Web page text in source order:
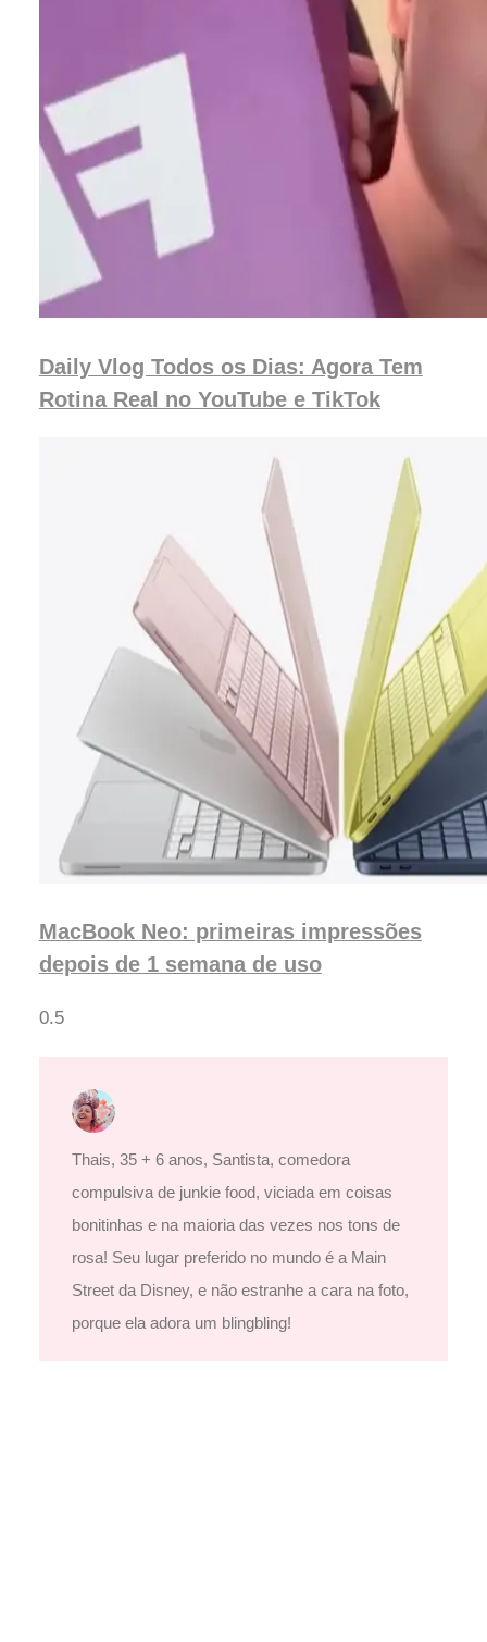
Daily Vlog Todos os Dias: Agora Tem
Rotina Real no YouTube e TikTok
MacBook Neo: primeiras impressões
depois de 1 semana de uso
Thais, 35 + 6 anos, Santista, comedora
compulsiva de junkie food, viciada em coisas
bonitinhas e na maioria das vezes nos tons de
rosa! Seu lugar preferido no mundo é a Main
Street da Disney, e não estranhe a cara na foto,
porque ela adora um blingbling!